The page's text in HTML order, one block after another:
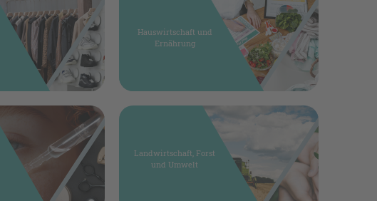
Hauswirtschaft und
Ernährung
Landwirtschaft, Forst
und Umwelt